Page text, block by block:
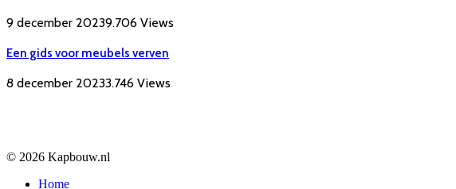
9 december 20239.706 Views
Een gids voor meubels verven
8 december 20233.746 Views
© 2026 Kapbouw.nl
Home